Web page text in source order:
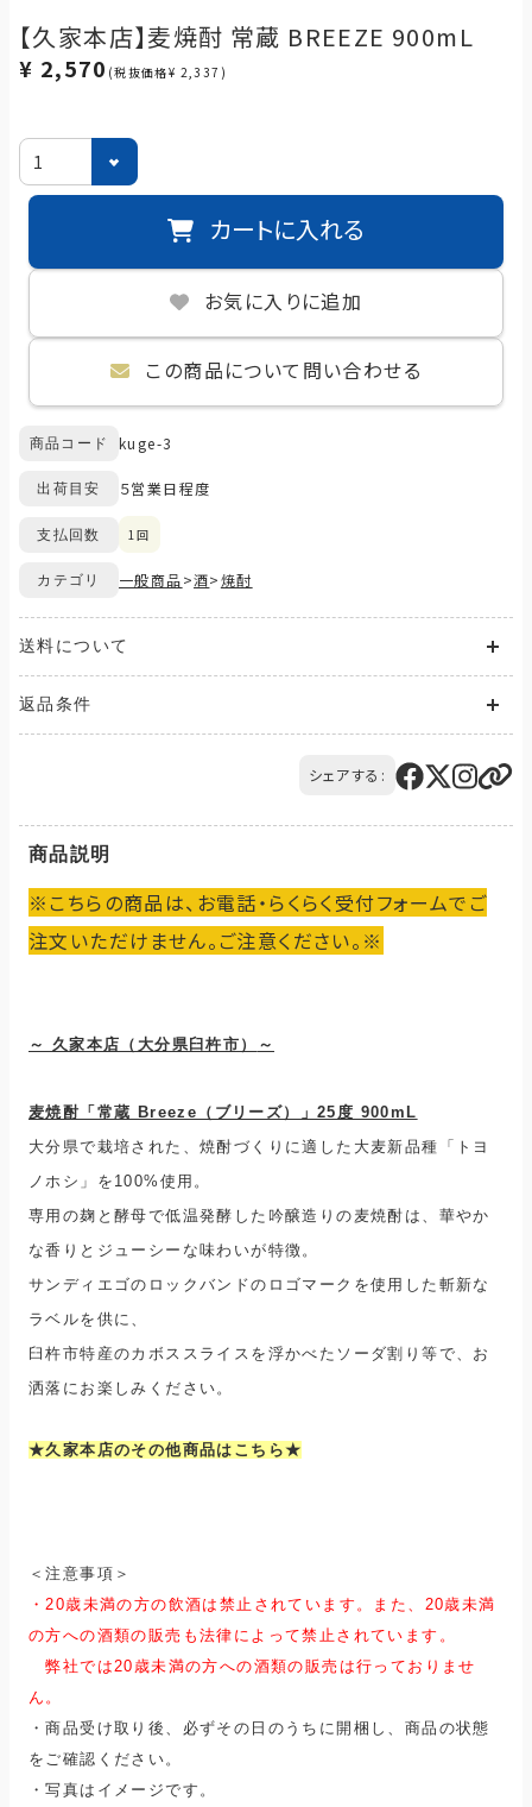
【久家本店】麦焼酎 常蔵 BREEZE 900mL
¥ 2,570 (税抜価格¥ 2,337)
カートに入れる
お気に入りに追加
この商品について問い合わせる
商品コード kuge-3
出荷目安 ５営業日程度
支払回数 1回
カテゴリ 一般商品>酒>焼酎
送料について
じて異なります。
また、複数の商品を同時にご購入された場合、送料は商品ごと
ご購入のお手続きの際、「お届け先入力」の画面にてお届け先情
配送・送料について
返品条件
14日以内にQTnetお客さまセンターにお電話にてご連絡くださ
交換または返品とさせていただきます。（送料は当社負担）
シェアする:
商品説明
※こちらの商品は、お電話・らくらく受付フォームでご
注文いただけません。ご注意ください。※
～ 久家本店（大分県臼杵市） ～
麦焼酎「常蔵 Breeze（ブリーズ）」25度 900mL
大分県で栽培された、焼酎づくりに適した大麦新品種「トヨ
ノホシ」を100%使用。
専用の麹と酵母で低温発酵した吟醸造りの麦焼酎は、華やか
な香りとジューシーな味わいが特徴。
サンディエゴのロックバンドのロゴマークを使用した斬新な
ラベルを供に、
臼杵市特産のカボススライスを浮かべたソーダ割り等で、お
洒落にお楽しみください。
★久家本店のその他商品はこちら★
＜注意事項＞
・20歳未満の方の飲酒は禁止されています。 また、 20歳未満
の方への酒類の販売も法律によって禁止されています。
弊社では20歳未満の方への酒類の販売は行っておりませ
ん。
・商品受け取り後、必ずその日のうちに開梱し、商品の状態
をご確認ください。
・写真はイメージです。